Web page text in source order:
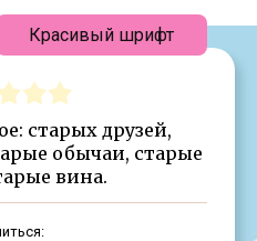
старых друзей,
обычаи, старые
вина.
Красивый шрифт